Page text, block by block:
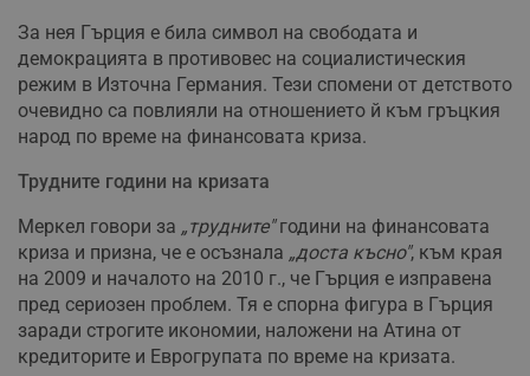
За нея Гърция е била символ на свободата и
демокрацията в противовес на социалистическия
режим в Източна Германия. Тези спомени от детството
очевидно са повлияли на отношението й към гръцкия
народ по време на финансовата криза.
Трудните години на кризата
Меркел говори за „трудните"години на финансовата
криза и призна, че е осъзнала „доста късно", към края
на 2009 и началото на 2010 г., че Гърция е изправена
пред сериозен проблем. Тя е спорна фигура в Гърция
заради строгите икономии, наложени на Атина от
кредиторите и Еврогрупата по време на кризата.